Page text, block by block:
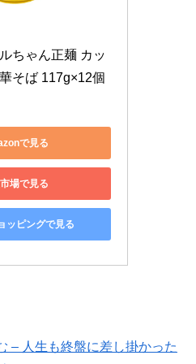
ちゃん正麺 カッ
そば 117g×12個
で見る
場で見る
ッピングで見る
– 人生も終盤に差し掛かった